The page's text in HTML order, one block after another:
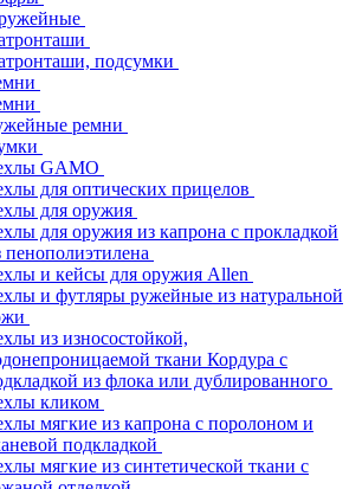
подсумки
ремни
GAMO
для оптических прицелов
для оружия
для оружия из капрона с прокладкой
пенополиэтилена
и кейсы для оружия Allen
и футляры ружейные из натуральной
из износостойкой,
ткани Кордура с
из флока или дублированного
кликом
мягкие из капрона с поролоном и
подкладкой
мягкие из синтетической ткани с